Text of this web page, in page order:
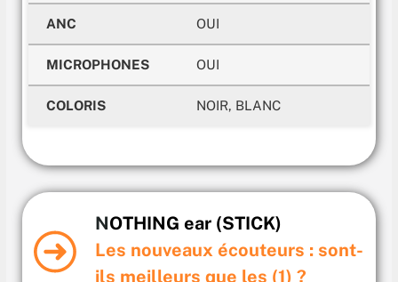
ANC OUI
MICROPHONES OUI
COLORIS NOIR, BLANC
NOTHING ear (STICK)
Les nouveaux écouteurs : sont-
ils meilleurs que les (1) ?